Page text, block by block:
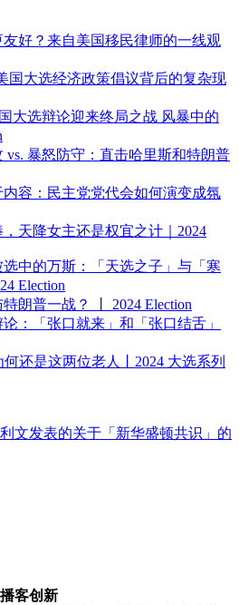
好？来自美国移民律师的一线观
国大选经济政策倡议背后的复杂现
大选辩论迎来终局之战 风暴中的
vs. 暴怒防守：直击哈里斯和特朗普
容：民主党党代会如何演变成氛
天降女主还是权宜之计｜2024
中的万斯：「天选之子」与「寒
Election
朗普一战？ 丨 2024 Election
：「张口就来」和「张口结舌」
还是这两位老人丨2024 大选系列
文发表的关于「新华盛顿共识」的
客创新